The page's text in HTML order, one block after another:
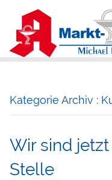
Kategorie Archiv :
Wir sind
Stelle